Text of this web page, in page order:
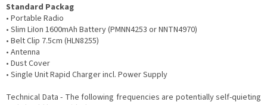
Standard Packag
• Portable Radio
• Slim LiIon 1600mAh Battery (PMNN4253 or NNTN4970)
• Belt Clip 7.5cm (HLN8255)
• Antenna
• Dust Cover
• Single Unit Rapid Charger incl. Power Supply
Technical Data - The following frequencies are potentially self-quieting